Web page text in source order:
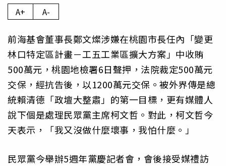
A+ A-
前海基會董事長鄭文燦涉嫌在桃園市長任內「變更
林口特定區計畫－工五工業區擴大方案」中收賄
500萬元，桃園地檢署6日聲押，法院裁定500萬元
交保，經抗告後，以1200萬元交保。被外界傳是總
統賴清德「政壇大整肅」的第一目標，更有媒體人
說下個是處理民眾黨主席柯文哲。對此，柯文哲今
天表示，「我又沒做什麼壞事，我怕什麼。」
民眾黨今舉辦5週年黨慶記者會，會後接受媒禮訪